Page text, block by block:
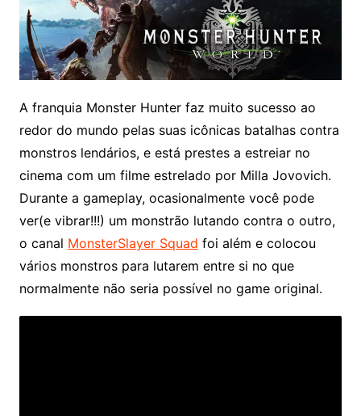
A franquia Monster Hunter faz muito sucesso ao
redor do mundo pelas suas icônicas batalhas contra
monstros lendários, e está prestes a estreiarno
cinema com um filme estrelado por Milla Jovovich.
Durante a gameplay, ocasionalmente você pode
ver(e vibrar!!!) um monstrão lutando contra o outro,
o canal MonsterSlayer Squad foi além e colocou
vários monstros para lutarem entre si no que
normalmente não seria possível no game original.